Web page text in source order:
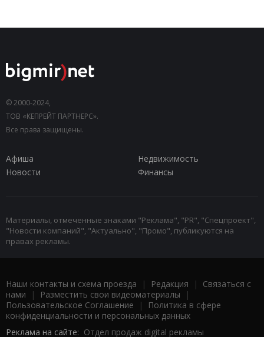
© 2000-2024,
ТОВ «КЕПРЕЙТ ПАРТНЕРС».
Все права защищены.
Афиша
Недвижимость
Новости
Финансы
Материалы, отмеченные знаками "Реклама", "PR", "Спецпроект",
"Новости компаний", "Актуально", "Промо", публикуются на
правах рекламы.
Наши контакты и схема проезда | Редакция | Связаться с
нами | Разместить свои видеоматериалы |
Пользовательское Соглашение |
Политика в сфере
конфиденциальности и персональных данных
Реклама на сайте: Отдел продаж digital рекламы